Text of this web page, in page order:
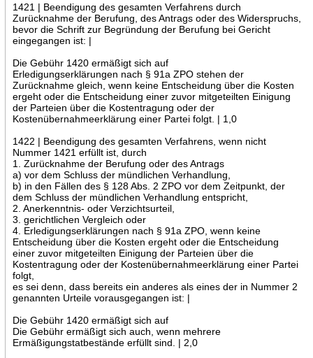
1421 | Beendigung des gesamten Verfahrens durch
Zurücknahme der Berufung, des Antrags oder des Widerspruchs,
bevor die Schrift zur Begründung der Berufung bei Gericht
eingegangen ist: |
Die Gebühr 1420 ermäßigt sich auf
Erledigungserklärungen nach § 91a ZPO stehen der
Zurücknahme gleich, wenn keine Entscheidung über die Kosten
ergeht oder die Entscheidung einer zuvor mitgeteilten Einigung
der Parteien über die Kostentragung oder der
Kostenübernahmeerklärung einer Partei folgt. | 1,0
1422 | Beendigung des gesamten Verfahrens, wenn nicht
Nummer 1421 erfüllt ist, durch
1. Zurücknahme der Berufung oder des Antrags
a) vor dem Schluss der mündlichen Verhandlung,
b) in den Fällen des § 128 Abs. 2 ZPO vor dem Zeitpunkt, der
dem Schluss der mündlichen Verhandlung entspricht,
2. Anerkenntnis- oder Verzichtsurteil,
3. gerichtlichen Vergleich oder
4. Erledigungserklärungen nach § 91a ZPO, wenn keine
Entscheidung über die Kosten ergeht oder die Entscheidung
einer zuvor mitgeteilten Einigung der Parteien über die
Kostentragung oder der Kostenübernahmeerklärung einer Partei
folgt,
es sei denn, dass bereits ein anderes als eines der in Nummer 2
genannten Urteile vorausgegangen ist: |
Die Gebühr 1420 ermäßigt sich auf
Die Gebühr ermäßigt sich auch, wenn mehrere
Ermäßigungstatbestände erfüllt sind. | 2,0